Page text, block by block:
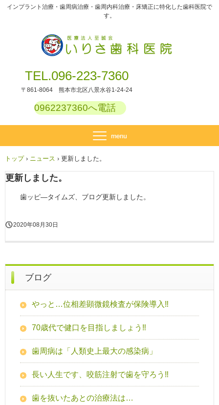
インプラント治療・歯周病治療・歯周内科治療・床矯正に特化した歯科医院で
す。
TEL.096-223-7360
〒861-8064 熊本市北区八景水谷1-24-24
0962237360へ電話
トップ › ニュース › 更新しました。
更新しました。
歯ッピ―タイムズ、ブログ更新しました。
2020年08月30日
ブログ
やっと…位相差顕微鏡検査が保険導入‼
70歳代で健口を目指しましょう‼
歯周病は「人類史上最大の感染病」
長い人生です、咬筋注射で歯を守ろう‼
歯を抜いたあとの治療法は…